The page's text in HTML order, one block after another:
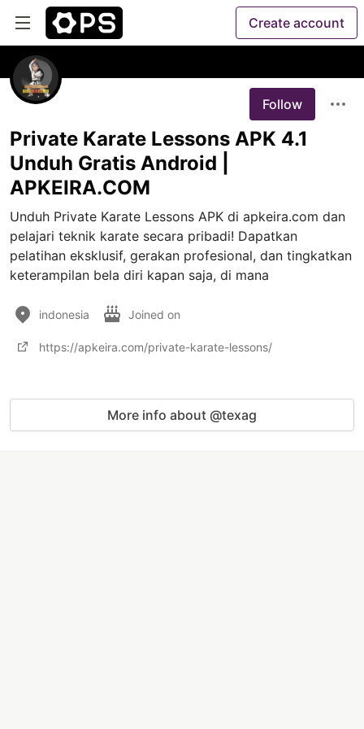
Create account
Follow
Private Karate Lessons APK 4.1
Unduh Gratis Android |
APKEIRA.COM
Unduh Private Karate Lessons APK di apkeira.com dan
pelajari teknik karate secara pribadi! Dapatkan
pelatihan eksklusif, gerakan profesional, dan tingkatkan
keterampilan bela diri kapan saja, di mana
indonesia Joined on
https://apkeira.com/private-karate-lessons/
More info about @texag